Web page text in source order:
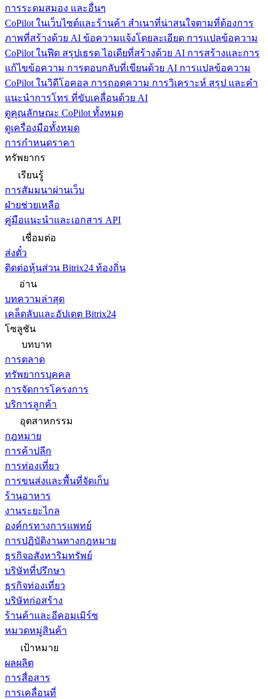
การระดมสมอง และอื่นๆ
CoPilot ในเว็บไซต์และร้านค้า สำเนาที่น่าสนใจตามที่ต้องการ
ภาพที่สร้างด้วย AI ข้อความแจ้งโดยละเอียด การแปลข้อความ
CoPilot ในฟีด สรุปเธรด ไอเดียที่สร้างด้วย AI การสร้างและการ
แก้ไขข้อความ การตอบกลับที่เขียนด้วย AI การแปลข้อความ
CoPilot ในวิดีโอคอล การถอดความ การวิเคราะห์ สรุป และคำ
แนะนำการโทร ที่ขับเคลื่อนด้วย AI
ดูคุณลักษณะ CoPilot ทั้งหมด
ดูเครื่องมือทั้งหมด
การกำหนดราคา
ทรัพยากร
เรียนรู้
การสัมมนาผ่านเว็บ
ฝ่ายช่วยเหลือ
คู่มือแนะนำและเอกสาร API
เชื่อมต่อ
ส่งตั๋ว
ติดต่อหุ้นส่วน Bitrix24 ท้องถิ่น
อ่าน
บทความล่าสุด
เคล็ดลับและอัปเดต Bitrix24
โซลูชัน
บทบาท
การตลาด
ทรัพยากรบุคคล
การจัดการโครงการ
บริการลูกค้า
อุตสาหกรรม
กฎหมาย
การค้าปลีก
การท่องเที่ยว
การขนส่งและพื้นที่จัดเก็บ
ร้านอาหาร
งานระยะไกล
องค์กรทางการแพทย์
การปฏิบัติงานทางกฎหมาย
ธุรกิจอสังหาริมทรัพย์
บริษัทที่ปรึกษา
ธุรกิจท่องเที่ยว
บริษัทก่อสร้าง
ร้านค้าและอีคอมเมิร์ซ
หมวดหมู่สินค้า
เป้าหมาย
ผลผลิต
การสื่อสาร
การเคลื่อนที่